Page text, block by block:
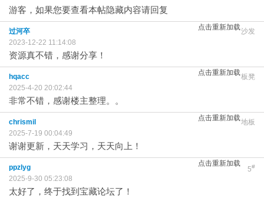
游客，如果您要查看本帖隐藏内容请回复
点击重新加载沙发
过河卒
2023-12-22 11:14:08
资源真不错，感谢分享！
点击重新加载板凳
hqacc
2025-4-20 20:02:44
非常不错，感谢楼主整理。。
点击重新加载地板
chrismil
2025-7-19 00:04:49
谢谢更新，天天学习，天天向上！
点击重新加载
5#
ppzlyg
2025-9-30 05:23:08
太好了，终于找到宝藏论坛了！